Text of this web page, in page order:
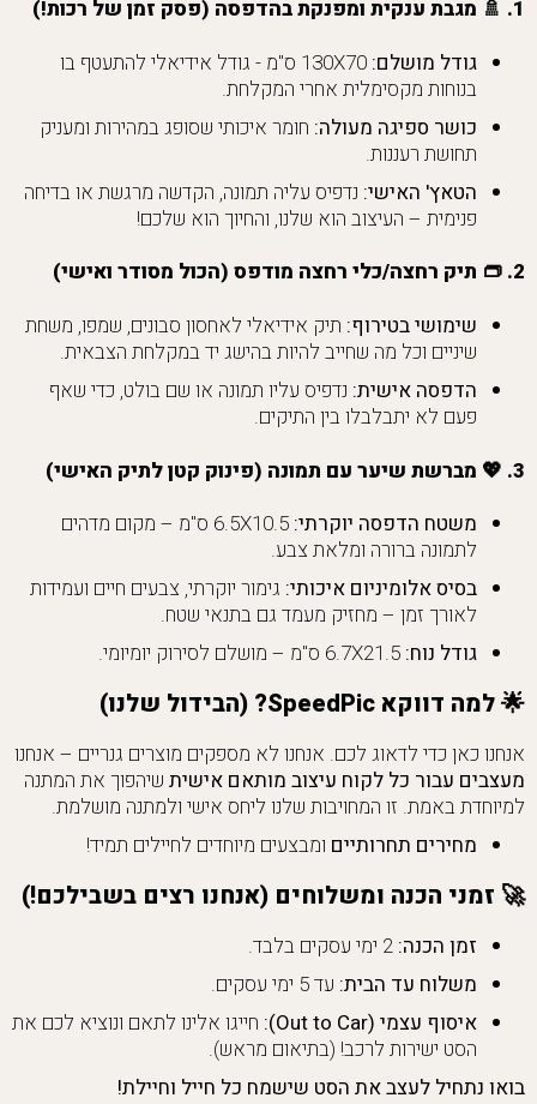
1. 🚿
מגבת ענקית ומפנקת בהדפסה (פסק זמן של רכות!)
גודל מושלם:
130X70 ס"מ - גודל אידיאלי להתעטף בו
בנוחות מקסימלית אחרי המקלחת.
כושר ספיגה מעולה: חומר איכותי שסופג במהירות ומעניק
תחושת רעננות.
הטאץ' האישי: נדפיס עליה תמונה, הקדשה מרגשת או בדיחה
פנימית – העיצוב הוא שלנו, והחיוך הוא שלכם!
2. 👝
תיק רחצה/כלי רחצה מודפס (הכול מסודר ואישי)
שימושי בטירוף: תיק אידיאלי לאחסון סבונים, שמפו, משחת
שיניים וכל מה שחייב להיות בהישג יד במקלחת הצבאית.
הדפסה אישית: נדפיס עליו תמונה או שם בולט, כדי שאף
פעם לא יתבלבלו בין התיקים.
3. 💖
מברשת שיער עם תמונה (פינוק קטן לתיק האישי)
משטח הדפסה יוקרתי:
6.5X10.5 ס"מ – מקום מדהים
לתמונה ברורה ומלאת צבע.
בסיס אלומיניום איכותי: גימור יוקרתי, צבעים חיים ועמידות
לאורך זמן – מחזיק מעמד גם בתנאי שטח.
גודל נוח:
🌟למה דווקא SpeedPic? (הבידול שלנו)
אנחנו כאן כדי לדאוג לכם. אנחנו לא מספקים מוצרים גנריים – אנחנו
מעצבים עבור כל לקוח עיצוב מותאם אישית שיהפוך את המתנה
למיוחדת באמת. זו המחויבות שלנו ליחס אישי ולמתנה מושלמת.
מחירים תחרותיים ומבצעים מיוחדים לחיילים תמיד!
🚀 זמני הכנה ומשלוחים (אנחנו רצים בשבילכם!)
זמן הכנה:
משלוח עד הבית: עד 5 ימי עסקים.
איסוף עצמי (Out to Car):
חייגו אלינו לתאם ונוציא לכם את
הסט ישירות לרכב! (בתיאום מראש).
בואו נתחיל לעצב את הסט שישמח כל חייל וחיילת!